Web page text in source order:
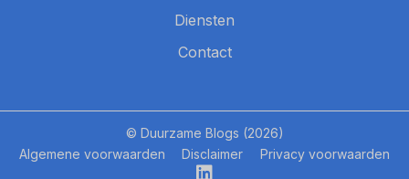
Diensten
Contact
© Duurzame Blogs (2026)
Algemene voorwaarden
Disclaimer Privacy voorwaarden